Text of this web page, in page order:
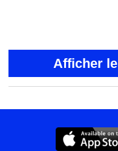
Afficher